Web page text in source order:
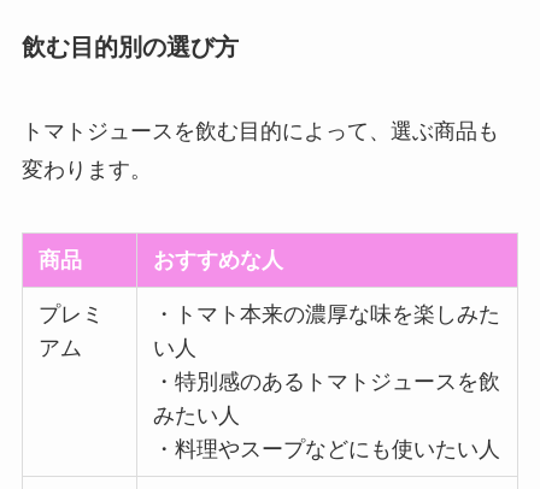
飲む目的別の選び方
トマトジュースを飲む目的によって、選ぶ商品も
変わります。
商品 おすすめな人
プレミ
アム
・トマト本来の濃厚な味を楽しみた
い人
・特別感のあるトマトジュースを飲
みたい人
・料理やスープなどにも使いたい人